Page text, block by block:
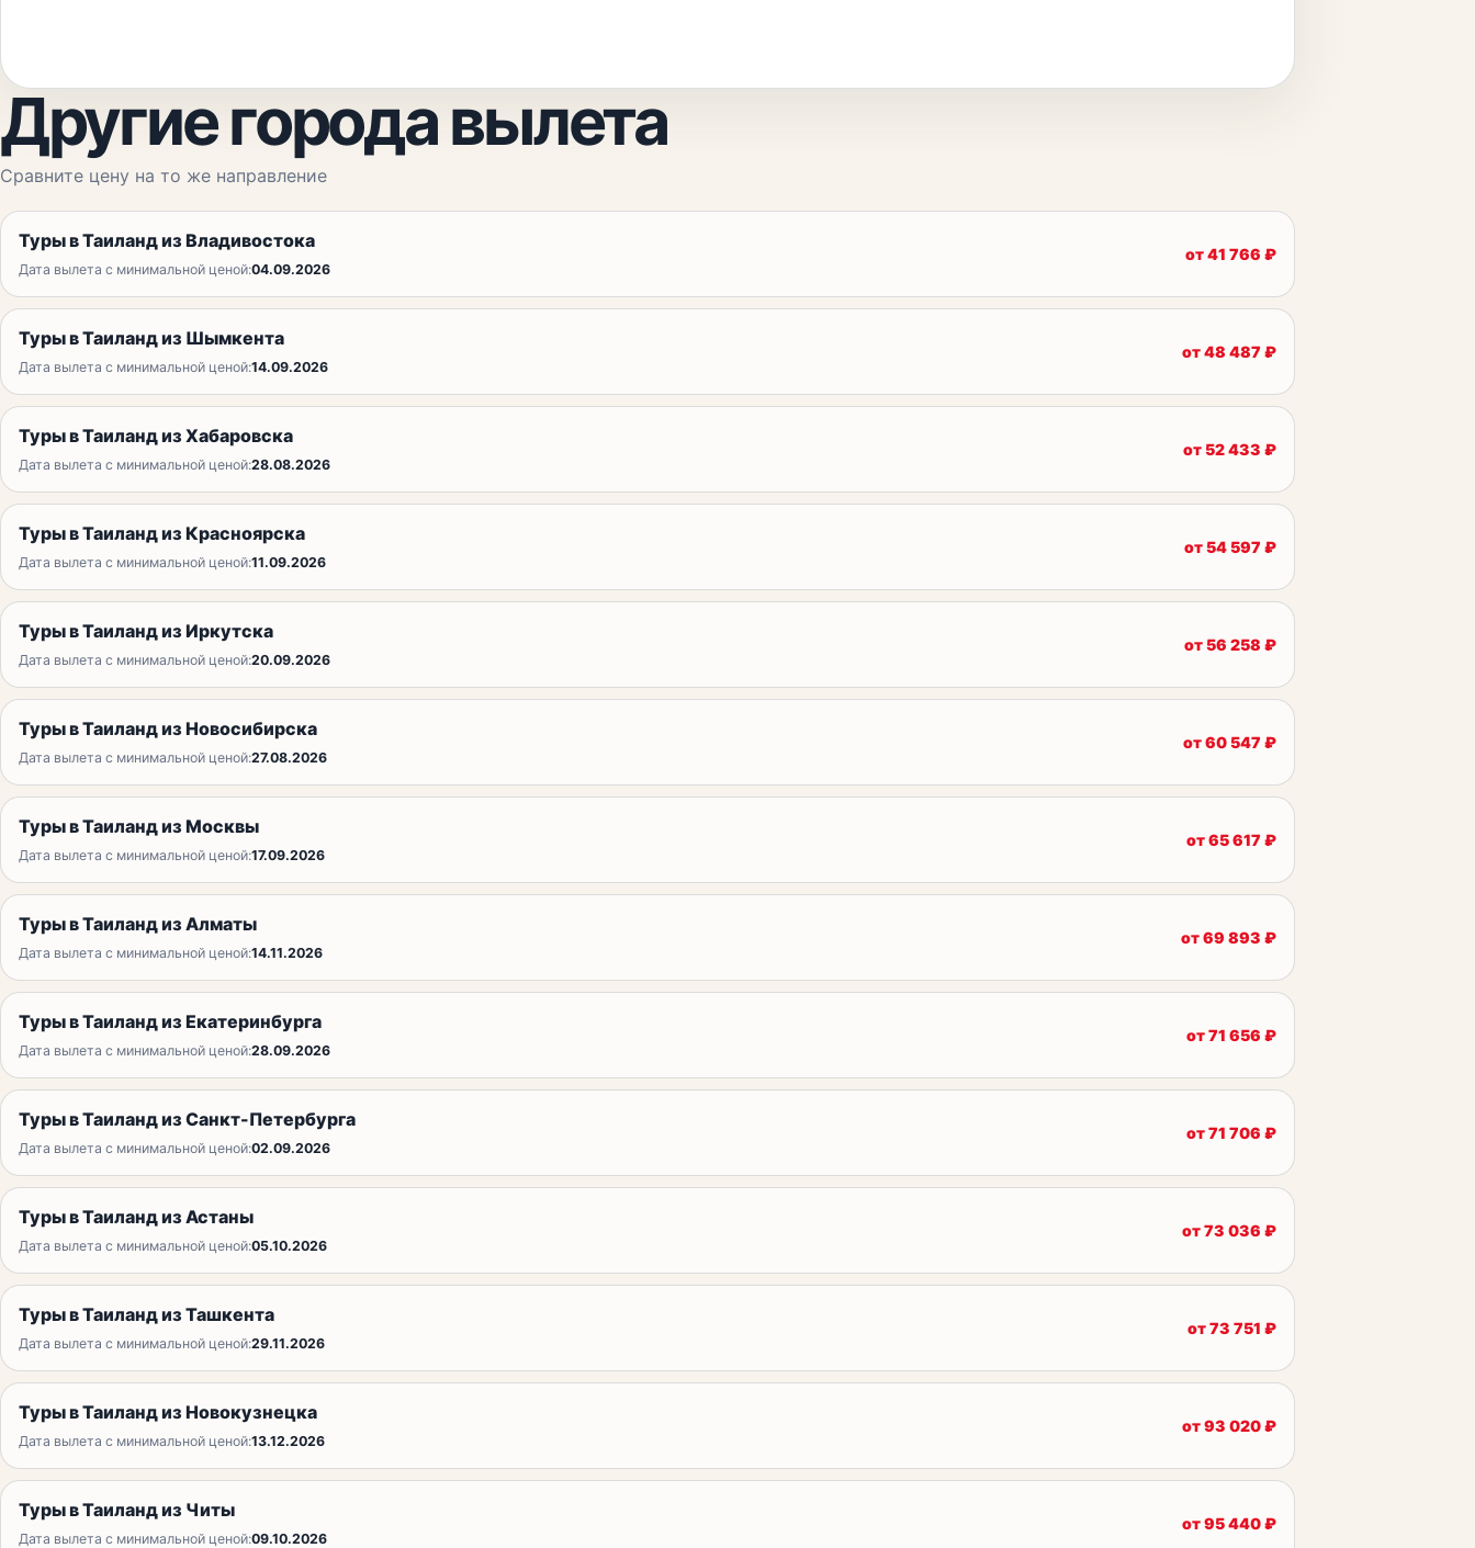
Другие города вылета
Сравните цену на то же направление
Туры в Таиланд из Владивостока
Дата вылета с минимальной ценой:04.09.2026
от41 766 ₽
Туры в Таиланд из Шымкента
Дата вылета с минимальной ценой:14.09.2026
от48 487 ₽
Туры в Таиланд из Хабаровска
Дата вылета с минимальной ценой:28.08.2026
от52 433 ₽
Туры в Таиланд из Красноярска
Дата вылета с минимальной ценой:11.09.2026
от54 597 ₽
Туры в Таиланд из Иркутска
Дата вылета с минимальной ценой:20.09.2026
от56 258 ₽
Туры в Таиланд из Новосибирска
Дата вылета с минимальной ценой:27.08.2026
от60 547 ₽
Туры в Таиланд из Москвы
Дата вылета с минимальной ценой:17.09.2026
от65 617 ₽
Туры в Таиланд из Алматы
Дата вылета с минимальной ценой:14.11.2026
от69 893 ₽
Туры в Таиланд из Екатеринбурга
Дата вылета с минимальной ценой:28.09.2026
от71 656 ₽
Туры в Таиланд из Санкт-Петербурга
Дата вылета с минимальной ценой:02.09.2026
от71 706 ₽
Туры в Таиланд из Астаны
Дата вылета с минимальной ценой:05.10.2026
от73 036 ₽
Туры в Таиланд из Ташкента
Дата вылета с минимальной ценой:29.11.2026
от73 751 ₽
Туры в Таиланд из Новокузнецка
Дата вылета с минимальной ценой:13.12.2026
от93 020₽
Туры в Таиланд из Читы
Дата вылета с минимальной ценой:09.10.2026
от95 440₽